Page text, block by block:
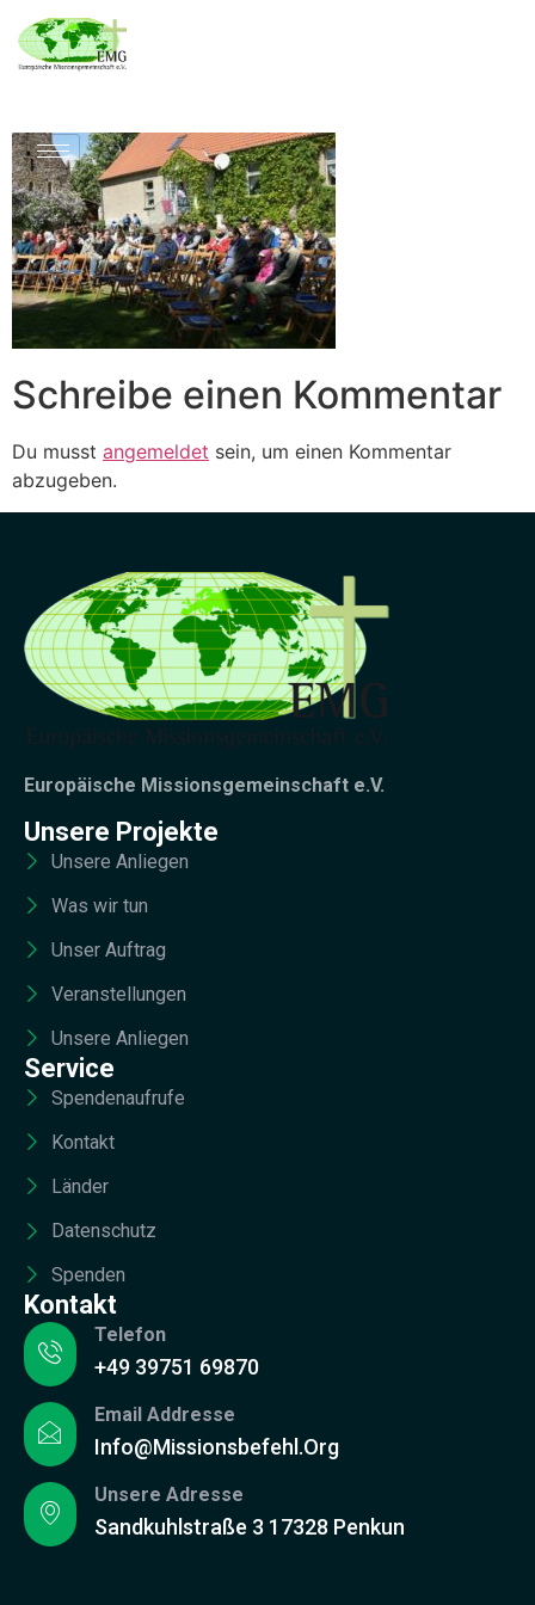
Schreibe einen Kommentar
Du musst angemeldet sein, um einen Kommentar
abzugeben.
Europäische Missionsgemeinschaft e.V.
Unsere Projekte
Unsere Anliegen
Was wir tun
Unser Auftrag
Veranstellungen
Unsere Anliegen
Service
Spendenaufrufe
Kontakt
Länder
Datenschutz
Spenden
Kontakt
Telefon
+49 39751 69870
Email Addresse
Info@missionsbefehl.org
Unsere Adresse
Sandkuhlstraße 3 17328 Penkun